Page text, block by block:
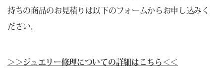
持ちの商品のお見積りは以下のフォームからお申し込みく
ださい。
＞＞ジュエリー修理についての詳細はこちら＜＜